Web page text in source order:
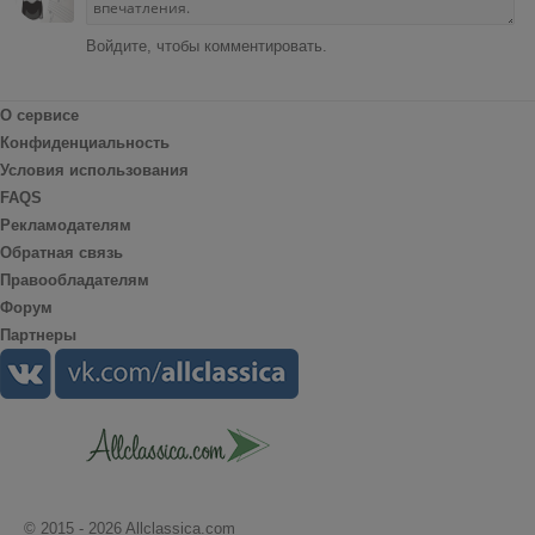
Войдите, чтобы комментировать.
О сервисе
Конфиденциальность
Условия использования
FAQS
Рекламодателям
Обратная связь
Правообладателям
Форум
Партнеры
© 2015 - 2026 Allclassica.com